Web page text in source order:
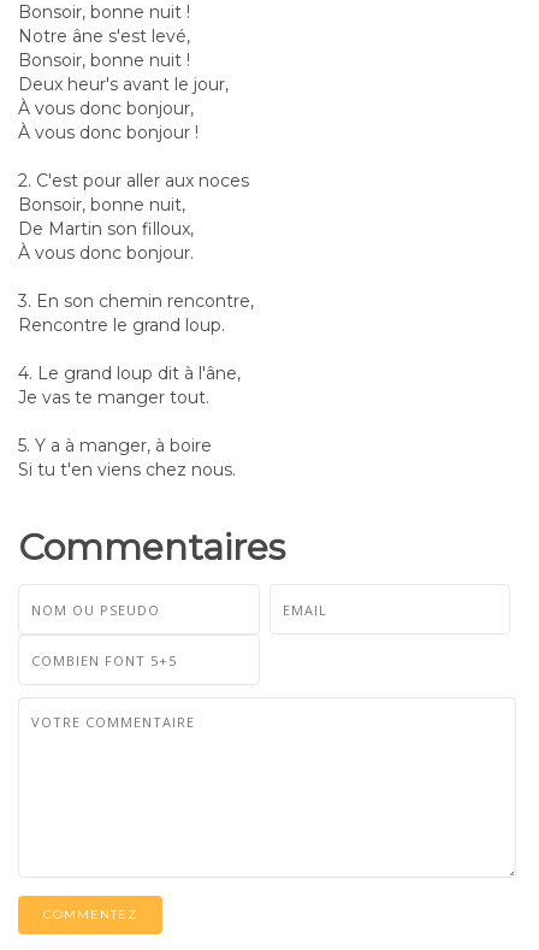
Bonsoir, bonne nuit !
Notre âne s'est levé,
Bonsoir, bonne nuit !
Deux heur's avant le jour,
À vous donc bonjour,
À vous donc bonjour !
2. C'est pour aller aux noces
Bonsoir, bonne nuit,
De Martin son filloux,
À vous donc bonjour.
3. En son chemin rencontre,
Rencontre le grand loup.
4. Le grand loup dit à l'âne,
Je vas te manger tout.
5. Y a à manger, à boire
Si tu t'en viens chez nous.
Commentaires
COMMENTEZ